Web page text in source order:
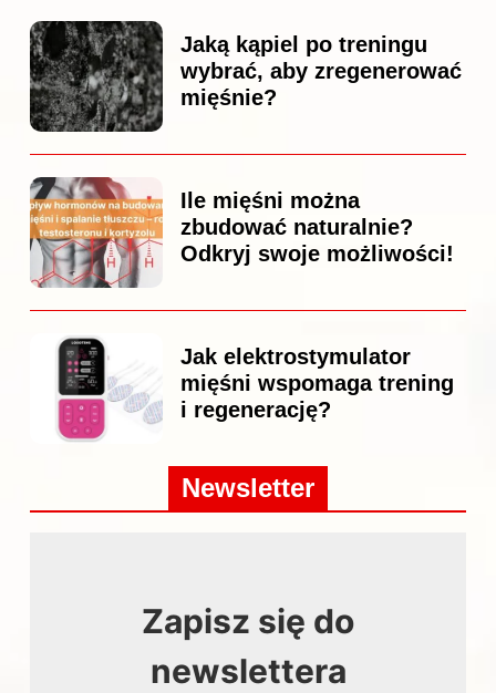
Jaką kąpiel po treningu
wybrać, aby zregenerować
mięśnie?
Ile mięśni można
zbudować naturalnie?
Odkryj swoje możliwości!
Jak elektrostymulator
mięśni wspomaga trening
i regenerację?
Newsletter
Zapisz się do
newslettera